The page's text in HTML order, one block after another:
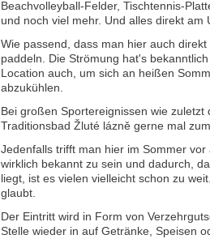
Beachvolleyball-Felder, Tischtennis-
und noch viel mehr. Und alles direkt am
Wie passend, dass man hier auch
paddeln. Die Strömung hat's
Location auch, um sich an heißen
abzukühlen.
Bei großen Sportereignissen wie
Traditionsbad Žluté lázně gerne mal
Jedenfalls trifft man hier im Sommer
wirklich bekannt zu sein und dadurch,
liegt, ist es vielen vielleicht schon zu
glaubt.
Der Eintritt wird in Form von
Stelle wieder in auf Getränke, Speisen